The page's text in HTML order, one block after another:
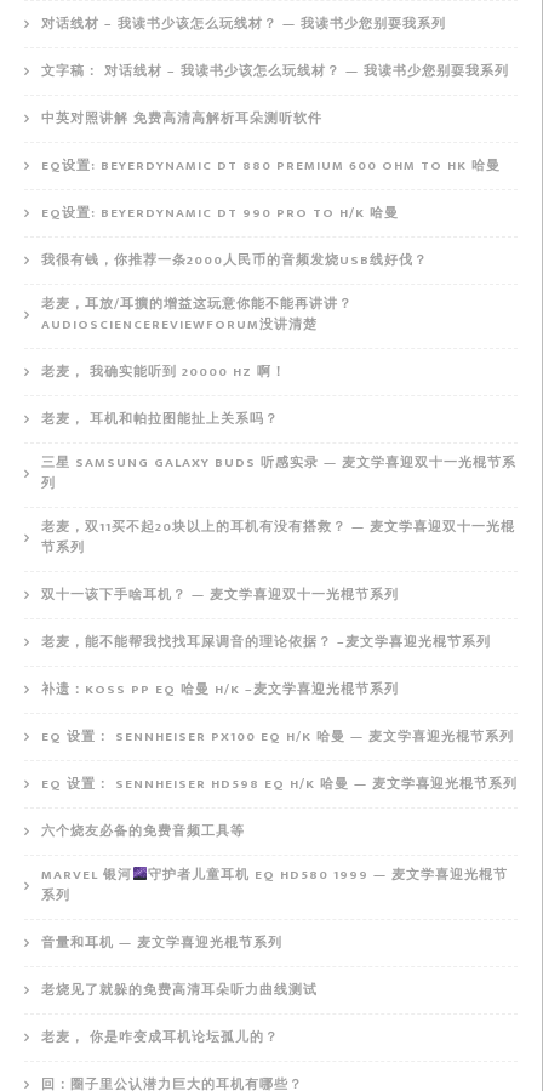
对话线材 – 我读书少该怎么玩线材？ — 我读书少您别耍我系列
文字稿： 对话线材 – 我读书少该怎么玩线材？ — 我读书少您别耍我系列
中英对照讲解 免费高清高解析耳朵测听软件
EQ设置: BEYERDYNAMIC DT 880 PREMIUM 600 OHM TO HK 哈曼
EQ设置: BEYERDYNAMIC DT 990 PRO TO H/K 哈曼
我很有钱，你推荐一条2000人民币的音频发烧USB线好伐？
老麦，耳放/耳擴的增益这玩意你能不能再讲讲？
AUDIOSCIENCEREVIEWFORUM没讲清楚
老麦， 我确实能听到 20000 HZ 啊！
老麦， 耳机和帕拉图能扯上关系吗？
三星 SAMSUNG GALAXY BUDS 听感实录 — 麦文学喜迎双十一光棍节系
列
老麦，双11买不起20块以上的耳机有没有搭救？ — 麦文学喜迎双十一光棍
节系列
双十一该下手啥耳机？ — 麦文学喜迎双十一光棍节系列
老麦，能不能帮我找找耳屎调音的理论依据？ –麦文学喜迎光棍节系列
补遗：KOSS PP EQ 哈曼 H/K –麦文学喜迎光棍节系列
EQ 设置： SENNHEISER PX100 EQ H/K 哈曼 — 麦文学喜迎光棍节系列
EQ 设置： SENNHEISER HD598 EQ H/K 哈曼 — 麦文学喜迎光棍节系列
六个烧友必备的免费音频工具等
MARVEL 银河
守护者儿童耳机 EQ HD580 1999 — 麦文学喜迎光棍节
系列
音量和耳机 — 麦文学喜迎光棍节系列
老烧见了就躲的免费高清耳朵听力曲线测试
老麦， 你是咋变成耳机论坛孤儿的？
回：圈子里公认潜力巨大的耳机有哪些？